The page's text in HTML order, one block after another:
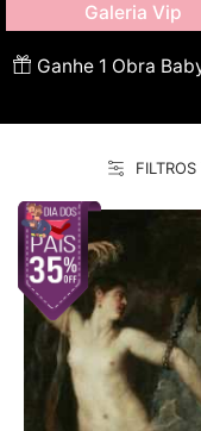
Galeria Vip
Ganhe 1 Obra